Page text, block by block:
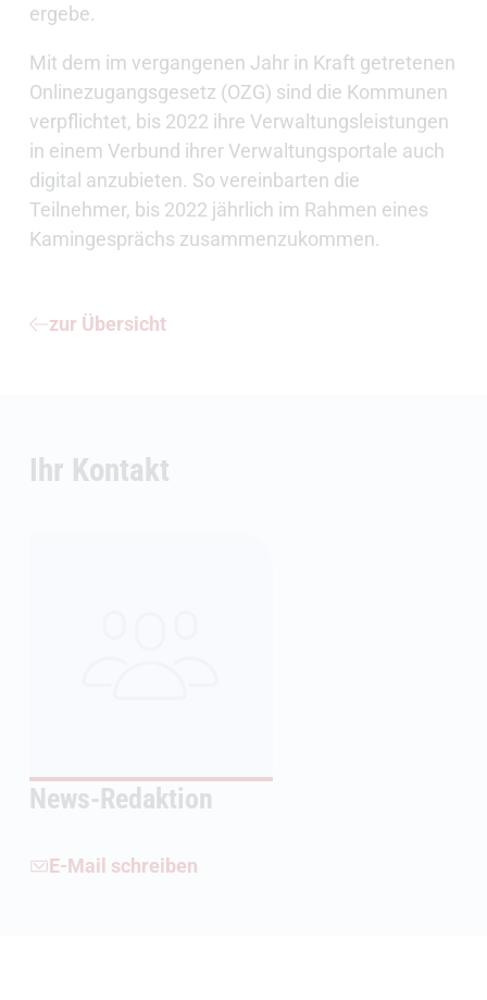
ergebe.
Mit dem im vergangenen Jahr in Kraft getretenen
Onlinezugangsgesetz (OZG) sind die Kommunen
verpflichtet, bis 2022 ihre Verwaltungsleistungen
in einem Verbund ihrer Verwaltungsportale auch
digital anzubieten. So vereinbarten die
Teilnehmer, bis 2022 jährlich im Rahmen eines
Kamingesprächs zusammenzukommen.
zur Übersicht
Ihr Kontakt
News-Redaktion
E-Mail schreiben